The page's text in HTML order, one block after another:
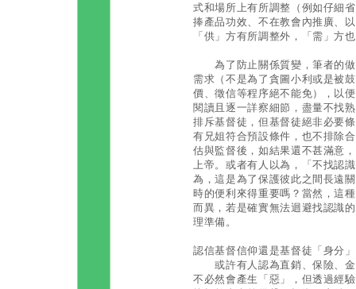
式和場所上有所調整（例如仔細
捧產品功效、不在教會內推廣、
「供」方有所調整外，「需」方
為了防止關係質變，筆者的做
需求（不是為了貪圖小利或是被
價、徵信等程序絕不能免），以
閱讀且逐一詳察細節，盡量不找
排斥基督徒，但基督徒絕非必要
有兄姐符合預設條件，也不排除
估與監督後，如結果還不甚滿意
上帝。或者有人以為，「不找認
為，這是為了保護彼此之間長遠
時的便利來得重要嗎？當然，這
而異，若是確實無法迴避找認識
理準備。
認信基督信仰還是基督徒「身分
或許有人認為直銷、保險、金
不必然會產生「惡」，但透過經